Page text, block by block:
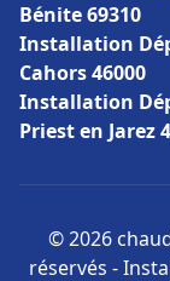
Bénite 69310
Installation
Cahors 46000
Installation
Priest en Jarez
© 2026
réservés -